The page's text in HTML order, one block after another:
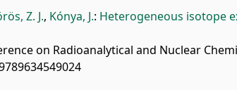
Z. J., Kónya, J.: Heterogeneous isotope
on Radioanalytical and Nuclear